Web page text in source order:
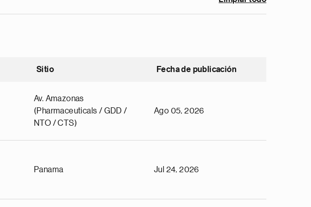
Sitio Fecha de publicación
Av. Amazonas
(Pharmaceuticals / GDD /
NTO / CTS)
Ago 05, 2026
Panama Jul 24, 2026